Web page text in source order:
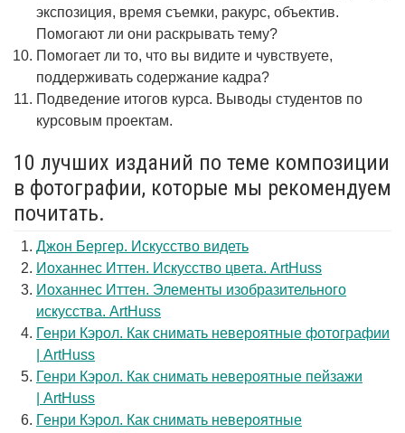
экспозиция, время съемки, ракурс, объектив.
Помогают ли они раскрывать тему?
Помогает ли то, что вы видите и чувствуете,
поддерживать содержание кадра?
Подведение итогов курса. Выводы студентов по
курсовым проектам.
10 лучших изданий по теме композиции
в фотографии, которые мы рекомендуем
почитать.
Джон Бергер. Искусство видеть
Иоханнес Иттен. Искусство цвета. ArtHuss
Иоханнес Иттен. Элементы изобразительного
искусства. ArtHuss
Генри Кэрол. Как снимать невероятные фотографии
| ArtHuss
Генри Кэрол. Как снимать невероятные пейзажи
| ArtHuss
Генри Кэрол. Как снимать невероятные